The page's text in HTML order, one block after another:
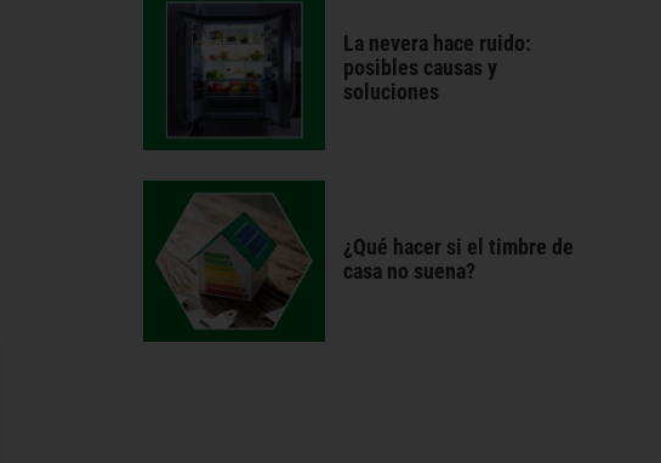
La nevera hace ruido:
posibles causas y
soluciones
¿Qué hacer si el timbre de
casa no suena?